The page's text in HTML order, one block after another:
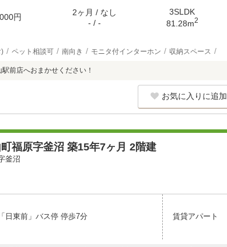
円
2ヶ月 / なし
- / -
3SLDK
81.28m2
) ペット相談可 南向き モニタ付インターホン 収納スペース
前店へおまかせください！
お気に入りに追加
福原字釜沼 築15年7ヶ月 2階建
釜沼
日東前」バス停 停歩7分 賃貸アパート